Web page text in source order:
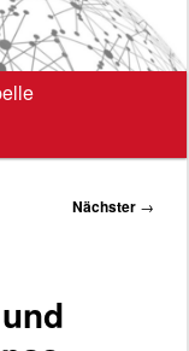
Nächster →